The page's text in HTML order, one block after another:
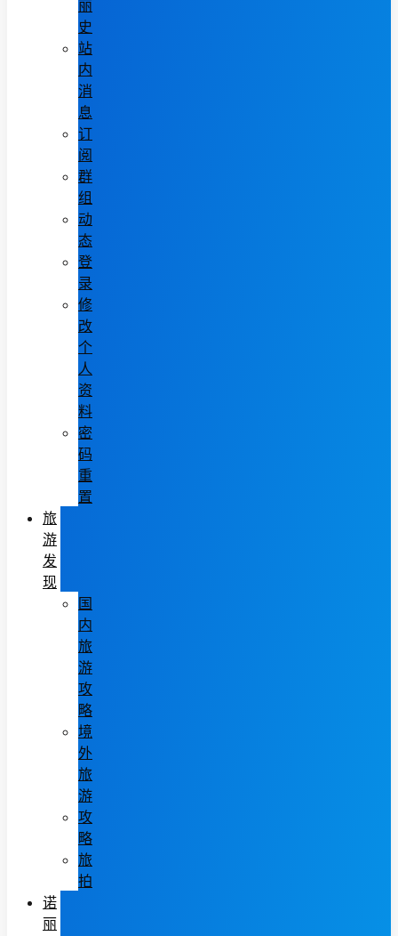
丽
史
站
内
消
息
订
阅
群
组
动
态
登
录
修
改
个
人
资
料
密
码
重
置
旅
游
发
现
国
内
旅
游
攻
略
境
外
旅
游
攻
略
旅
拍
诺
丽